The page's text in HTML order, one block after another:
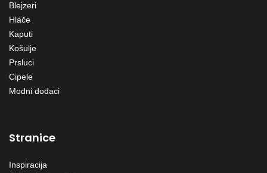
Blejzeri
Hlače
Kaputi
Košulje
Prsluci
Cipele
Modni dodaci
Stranice
Inspiracija